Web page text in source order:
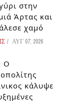
στην
Άρτας και
χαμό
ΑΥΓ 07, 2026
Ο
κάλυψε
ΝΑ ΛΑΒΕΤΕ
ΜΙΑ
Η ΕΚΡΗΞΗ